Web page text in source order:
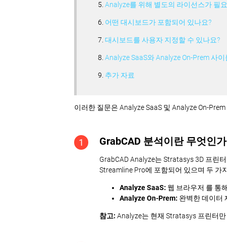
Analyze를 위해 별도의 라이선스가 필
어떤 대시보드가 포함되어 있나요?
대시보드를 사용자 지정할 수 있나요?
Analyze SaaS와 Analyze On-Prem 사
추가 자료
이러한 질문은 Analyze SaaS 및 Analyze On-
1 GrabCAD 분석이란 무엇인
GrabCAD Analyze는 Stratasys 3D 프린
Streamline Pro에 포함되어 있으며 두 가
Analyze SaaS: 웹 브라우저 를 통
Analyze On-Prem: 완벽한 데이터
참고: Analyze는 현재 Stratasys 프린터만